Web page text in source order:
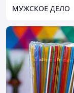
МУЖСКОЕ ДЕЛО